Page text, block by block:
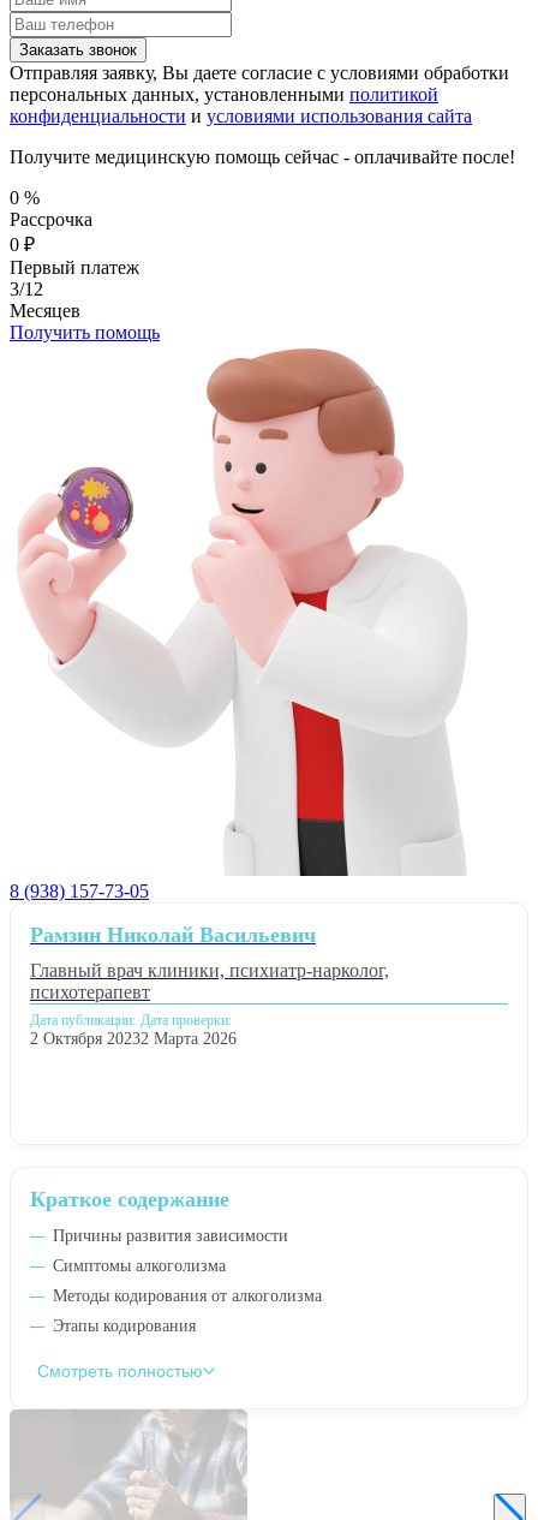
Заказать звонок
Отправляя заявку, Вы даете согласие с условиями обработки
персональных данных, установленными политикой
конфиденциальности и условиями использования сайта
Получите медицинскую помощь сейчас - оплачивайте после!
0 %
Рассрочка
0 ₽
Первый платеж
3/12
Месяцев
Получить помощь
8 (938) 157-73-05
Краткое содержание
Причины развития зависимости
Симптомы алкоголизма
Методы кодирования от алкоголизма
Этапы кодирования
Смотреть полностью
Рамзин Николай Васильевич
Главный врач клиники, психиатр-нарколог,
психотерапевт
Дата публикации:
2 Октября 2023
Дата проверки:
2 Марта 2026